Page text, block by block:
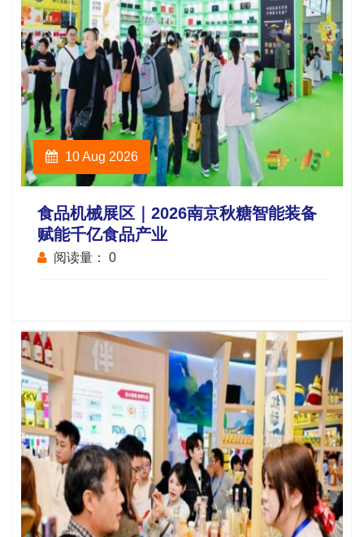
10 Aug 2026
食品机械展区｜2026南京秋糖智能装备
赋能千亿食品产业
阅读量： 0